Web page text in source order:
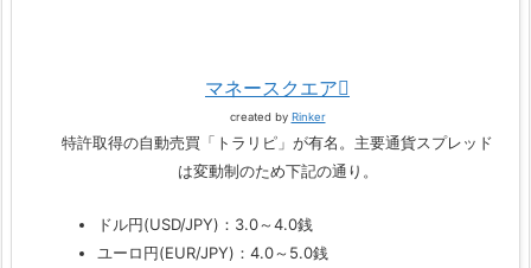
マネースクエア
created by Rinker
特許取得の自動売買「トラリピ」が有名。主要通貨スプレッド
は変動制のため下記の通り。
ドル円(USD/JPY)：3.0～4.0銭
ユーロ円(EUR/JPY)：4.0～5.0銭